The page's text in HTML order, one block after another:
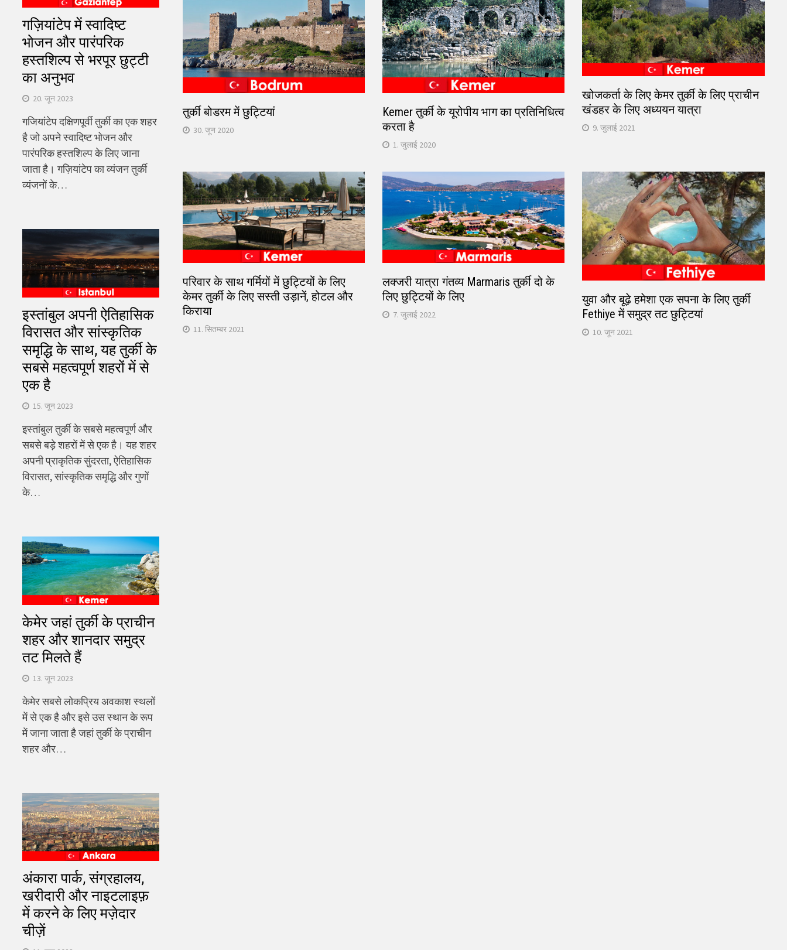
तुर्की बोडरम में छुट्टियां
30. जून 2020
Kemer तुर्की के यूरोपीय भाग का प्रतिनिधित्व
करता है
1. जुलाई 2020
खोजकर्ता के लिए केमर तुर्की के लिए प्राचीन
खंडहर के लिए अध्ययन यात्रा
9. जुलाई 2021
परिवार के साथ गर्मियों में छुट्टियों के लिए
केमर तुर्की के लिए सस्ती उड़ानें, होटल और
किराया
11. सितम्बर 2021
लक्जरी यात्रा गंतव्य Marmaris तुर्की दो के
लिए छुट्टियों के लिए
7. जुलाई 2022
युवा और बूढ़े हमेशा एक सपना के लिए तुर्की
Fethiye में समुद्र तट छुट्टियां
10. जून 2021
गज़ियांटेप में स्वादिष्ट
भोजन और पारंपरिक
हस्तशिल्प से भरपूर छुट्टी
का अनुभव
20. जून 2023
गजियांटेप दक्षिणपूर्वी तुर्की का एक शहर
है जो अपने स्वादिष्ट भोजन और
पारंपरिक हस्तशिल्प के लिए जाना
जाता है। गज़ियांटेप का व्यंजन तुर्की
व्यंजनों के…
इस्तांबुल अपनी ऐतिहासिक
विरासत और सांस्कृतिक
समृद्धि के साथ, यह तुर्की के
सबसे महत्वपूर्ण शहरों में से
एक है
15. जून 2023
इस्तांबुल तुर्की के सबसे महत्वपूर्ण और
सबसे बड़े शहरों में से एक है। यह शहर
अपनी प्राकृतिक सुंदरता, ऐतिहासिक
विरासत, सांस्कृतिक समृद्धि और गुणों
के…
केमेर जहां तुर्की के प्राचीन
शहर और शानदार समुद्र
तट मिलते हैं
13. जून 2023
केमेर सबसे लोकप्रिय अवकाश स्थलों
में से एक है और इसे उस स्थान के रूप
में जाना जाता है जहां तुर्की के प्राचीन
शहर और…
अंकारा पार्क, संग्रहालय,
खरीदारी और नाइटलाइफ़
में करने के लिए मज़ेदार
चीज़ें